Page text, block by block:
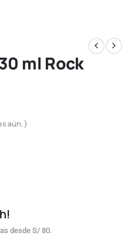
ml Rock
aún. )
desde S/ 80.